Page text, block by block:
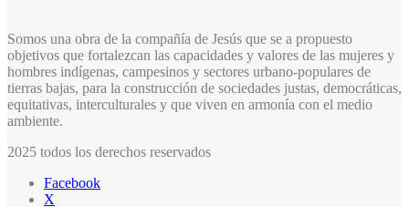
Somos una obra de la compañía de Jesús que se a propuesto
objetivos que fortalezcan las capacidades y valores de las mujeres y
hombres indígenas, campesinos y sectores urbano-populares de
tierras bajas, para la construcción de sociedades justas, democráticas,
equitativas, interculturales y que viven en armonía con el medio
ambiente.
2025 todos los derechos reservados
Facebook
X